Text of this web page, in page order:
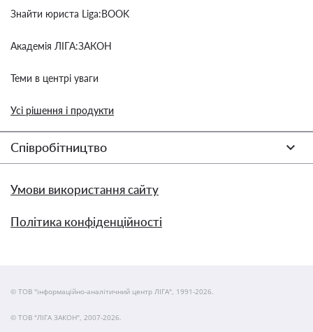
Знайти юриста Liga:BOOK
Академія ЛІГА:ЗАКОН
Теми в центрі уваги
Усі рішення і продукти
Співробітництво
Умови використання сайту
Політика конфіденційності
© ТОВ "інформаційно-аналітичний центр ЛІГА", 1991-2026.
© ТОВ "ЛІГА ЗАКОН", 2007-2026.